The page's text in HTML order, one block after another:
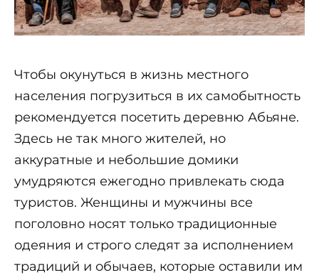
Чтобы окунуться в жизнь местного
населения погрузиться в их самобытность
рекомендуется посетить деревню Абьяне.
Здесь не так много жителей, но
аккуратные и небольшие домики
умудряются ежегодно привлекать сюда
туристов. Женщины и мужчины все
поголовно носят только традиционные
одеяния и строго следят за исполнением
традиций и обычаев, которые оставили им